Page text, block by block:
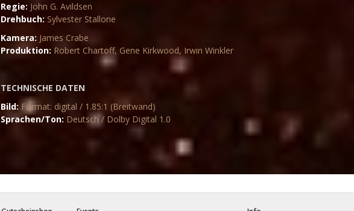
Regie: John G. Avildsen
Drehbuch: Sylvester Stallone
Kamera: James Crabe
Produktion: Robert Chartoff, Gene Kirkwood, Irwin Winkler
TECHNISCHE DATEN
Bild: Format: digital / 1.85:1 (Breitwand)
Sprachen/Ton: Deutsch / Dolby Digital 1.0